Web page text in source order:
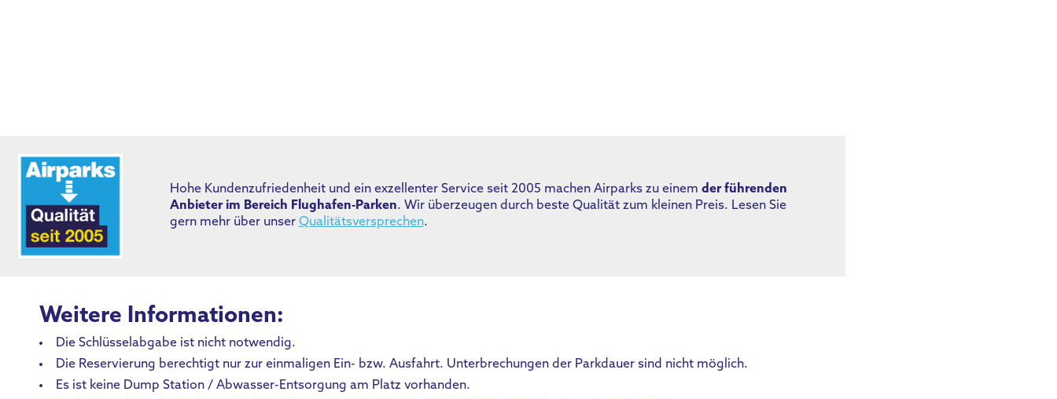
Hohe Kundenzufriedenheit und ein exzellenter Service seit 2005 machen Airparks zu einem der führenden
Anbieter im Bereich Flughafen-Parken. Wir überzeugen durch beste Qualität zum kleinen Preis. Lesen Sie
gern mehr über unser Qualitätsversprechen.
Weitere Informationen:
Die Schlüsselabgabe ist nicht notwendig.
Die Reservierung berechtigt nur zur einmaligen Ein- bzw. Ausfahrt. Unterbrechungen der Parkdauer sind nicht möglich.
Es ist keine Dump Station / Abwasser-Entsorgung am Platz vorhanden.